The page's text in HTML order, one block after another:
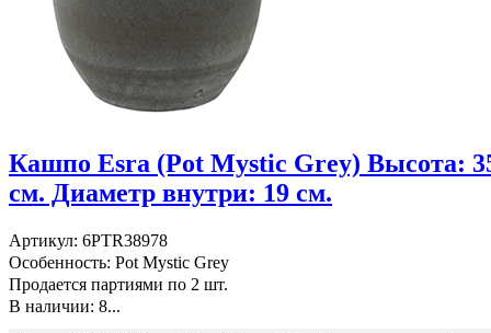
Кашпо Esra (Pot Mystic Grey) Высота:
см. Диаметр внутри: 19 см.
Артикул: 6PTR38978
Особенность: Pot Mystic Grey
Продается партиями по 2 шт.
В наличии: 8...